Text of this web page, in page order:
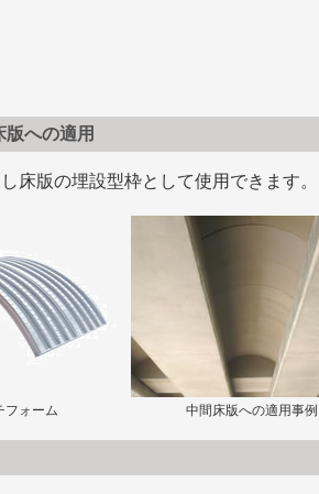
版への適用
床版の埋設型枠として使用できます。
フォーム 中間床版への適用事例